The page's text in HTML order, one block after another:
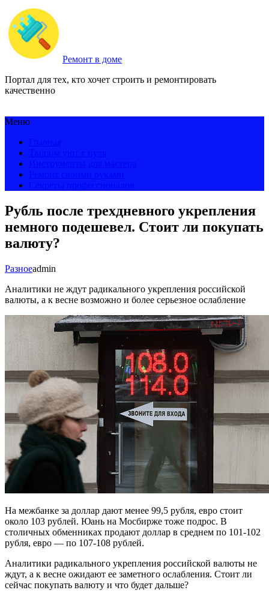
Ремонт в доме
Портал для тех, кто хочет строить и ремонтировать
качественно
Меню
Рубль после трехдневного укрепления
немного подешевел. Стоит ли покупать
валюту?
Разноеadmin
Аналитики не ждут радикального укрепления российской
валюты, а к весне возможно и более серьезное ослабление
На межбанке за доллар дают менее 99,5 рубля, евро стоит
около 103 рублей. Юань на Мосбирже тоже подрос. В
столичных обменниках продают доллар в среднем по 101-102
рубля, евро — по 107-108 рублей.
Аналитики радикального укрепления российской валюты не
ждут, а к весне ожидают ее заметного ослабления. Стоит ли
сейчас покупать валюту и что будет дальше?